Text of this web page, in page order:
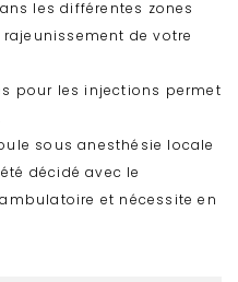
les différentes zones
de votre
pour les injections permet
sous anesthésie locale
décidé avec le
et nécessite en